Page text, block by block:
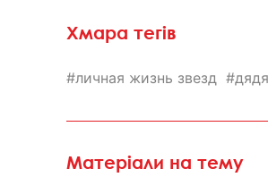
Хмара тегів
личная жизнь звезд
Матеріали на тему